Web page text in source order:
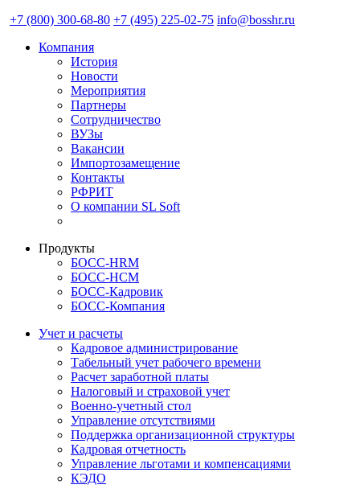
+7 (800) 300-68-80 +7 (495) 225-02-75 info@bosshr.ru
Компания
История
Новости
Мероприятия
Партнеры
Сотрудничество
ВУЗы
Вакансии
Импортозамещение
Контакты
РФРИТ
О компании SL Soft
Продукты
БОСС-HRM
БОСС-HCM
БОСС-Кадровик
БОСС-Компания
Учет и расчеты
Кадровое администрирование
Табельный учет рабочего времени
Расчет заработной платы
Налоговый и страховой учет
Военно-учетный стол
Управление отсутствиями
Поддержка организационной структуры
Кадровая отчетность
Управление льготами и компенсациями
КЭДО